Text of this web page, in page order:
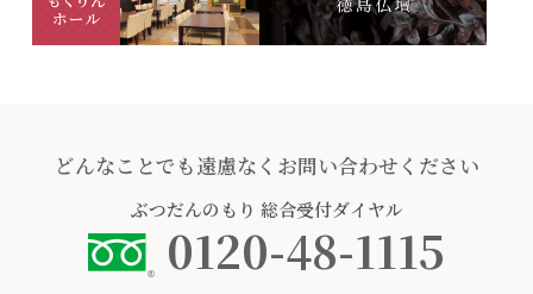
どんなことでも遠慮なくお問い合わせください
ぶつだんのもり 総合受付ダイヤル
0120-48-1115